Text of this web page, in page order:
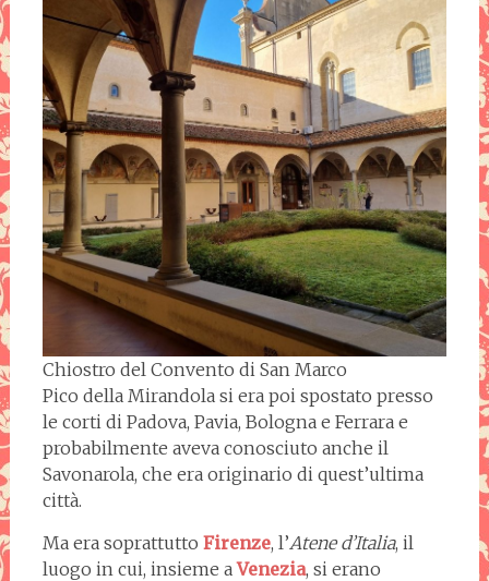
Chiostro del Convento di San Marco
Pico della Mirandola si era poi spostato presso
le corti di Padova, Pavia, Bologna e Ferrara e
probabilmente aveva conosciuto anche il
Savonarola, che era originario di quest’ultima
città.
Ma era soprattutto Firenze, l’Atene d’Italia, il
luogo in cui, insieme aVenezia, si erano